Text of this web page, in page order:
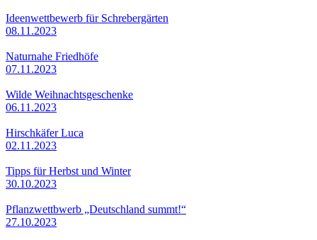
Ideenwettbewerb für Schrebergärten
08.11.2023
Naturnahe Friedhöfe
07.11.2023
Wilde Weihnachtsgeschenke
06.11.2023
Hirschkäfer Luca
02.11.2023
Tipps für Herbst und Winter
30.10.2023
Pflanzwettbwerb „Deutschland summt!“
27.10.2023